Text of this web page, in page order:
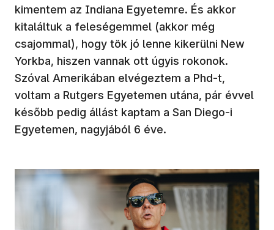
kimentem az Indiana Egyetemre. És akkor
kitaláltuk a feleségemmel (akkor még
csajommal), hogy tök jó lenne kikerülni New
Yorkba, hiszen vannak ott úgyis rokonok.
Szóval Amerikában elvégeztem a Phd-t,
voltam a Rutgers Egyetemen utána, pár évvel
később pedig állást kaptam a San Diego-i
Egyetemen, nagyjából 6 éve.